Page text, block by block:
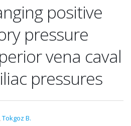
positive
pressure
vena caval
pressures
,Tokgoz B.